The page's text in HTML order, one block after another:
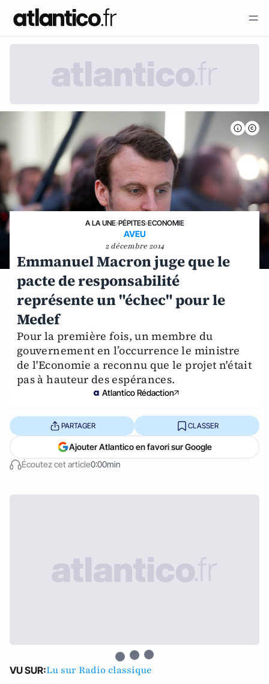
A LA UNE›PÉPITES›ECONOMIE
AVEU
2 décembre 2014
Emmanuel Macron juge que le
pacte de responsabilité
représente un "échec" pour le
Medef
Pour la première fois, un membre du
gouvernement en l’occurrence le ministre
de l'Economie a reconnu que le projet n'était
pas à hauteur des espérances.
Atlantico Rédaction
Écoutez cet article0:00min
PARTAGER CLASSER
Ajouter Atlantico en favori sur Google
VU SUR:Lu sur Radio classique